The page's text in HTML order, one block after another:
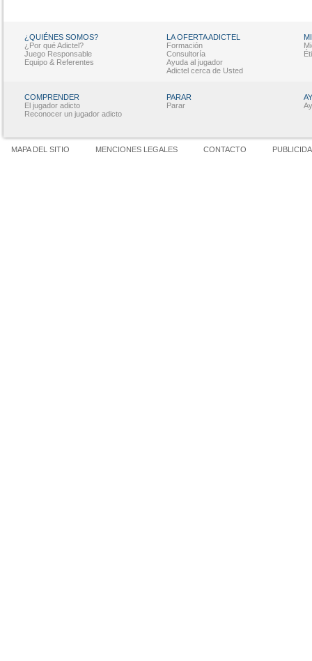
¿QUIÉNES SOMOS?
¿Por qué Adictel?
Juego Responsable
Equipo & Referentes
LA OFERTA ADICTEL
Formación
Consultoría
Ayuda al jugador
Adictel cerca de Usted
COMPRENDER
El jugador adicto
Reconocer un jugador adicto
PARAR
Parar
MAPA DEL SITIO MENCIONES LEGALES CONTACTO